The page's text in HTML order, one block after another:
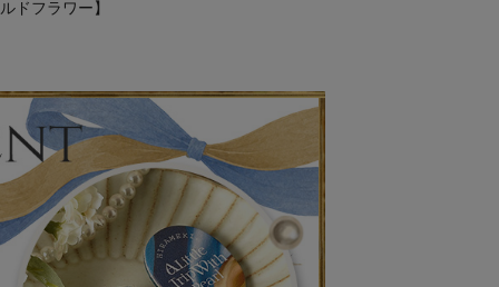
パスケース キーケース
レザーケア用品 その他
マテリアルから探す
For men's
ドフラワー】